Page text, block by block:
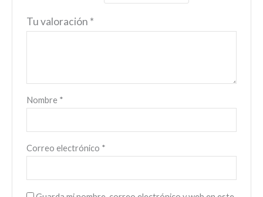
Tu valoración *
Nombre *
Correo electrónico *